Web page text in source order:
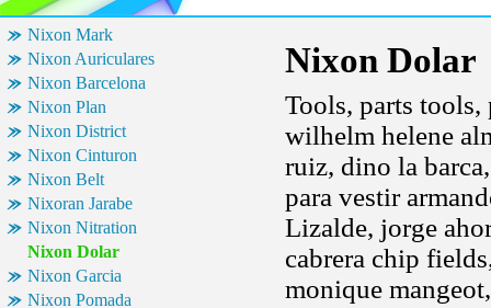
Nixon Mark
Nixon Auriculares
Nixon Barcelona
Nixon Plan
Nixon District
Nixon Cinturon
Nixon Belt
Nixoran Jarabe
Nixon Nitration
Nixon Dolar
Nixon Garcia
Nixon Pomada
Nixon Dolar
Tools, parts tools,
wilhelm helene
ruiz, dino la
para vestir
Lizalde, jorge
cabrera chip
monique